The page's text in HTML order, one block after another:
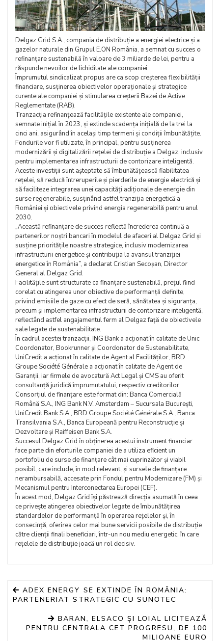
Delgaz Grid S.A., compania de distribuție a energiei electrice și a
gazelor naturale din Grupul E.ON România, a semnat cu succes o
refinanțare sustenabilă în valoare de 3 miliarde de lei, pentru a
răspunde nevoilor de lichiditate ale companiei.
Împrumutul sindicalizat propus are ca scop creșterea flexibilității
financiare, susținerea obiectivelor operaționale și strategice
curente ale companiei și stimularea creșterii Bazei de Active
Reglementate (RAB).
Tranzacția refinanțează facilitățile existente ale companiei,
semnate inițial în 2023, și extinde scadența inițială de la trei la
cinci ani, asigurând în același timp termeni și condiții îmbunătățite.
Fondurile vor fi utilizate, în principal, pentru susținerea
modernizării și digitalizării rețelei de distribuție a Delgaz, inclusiv
pentru implementarea infrastructurii de contorizare inteligentă.
Aceste investiții sunt așteptate să îmbunătățească fiabilitatea
rețelei, să reducă întreruperile și pierderile de energie electrică și
să faciliteze integrarea unei capacități adiționale de energie din
surse regenerabile, susținând astfel tranziția energetică a
României și obiectivele privind energia regenerabilă pentru anul
2030.
„Această refinanțare de succes reflectă încrederea continuă a
partenerilor noștri bancari în modelul de afaceri al Delgaz Grid și
susține prioritățile noastre strategice, inclusiv modernizarea
infrastructurii energetice și contribuția la avansul tranziției
energetice în România”, a declarat Cristian Secoșan, Director
General al Delgaz Grid.
Facilitățile sunt structurate ca finanțare sustenabilă, prețul fiind
corelat cu atingerea unor obiective de performanță definite,
privind emisiile de gaze cu efect de seră, sănătatea și siguranța,
precum și implementarea infrastructurii de contorizare inteligentă,
reflectând astfel angajamentul ferm al Delgaz față de obiectivele
sale legate de sustenabilitate.
În cadrul acestei tranzacții, ING Bank a acționat în calitate de Unic
Coordonator, Bookrunner și Coordonator de Sustenabilitate,
UniCredit a acționat în calitate de Agent al Facilităților, BRD
Groupe Société Générale a acționat în calitate de Agent de
Garanții, iar firmele de avocatură Act Legal și CMS au oferit
consultanță juridică împrumutatului, respectiv creditorilor.
Consorțiul de finanțare este format din: Banca Comercială
Română S.A., ING Bank N.V. Amsterdam – Sucursala București,
UniCredit Bank S.A., BRD Groupe Société Générale S.A., Banca
Transilvania S.A., Banca Europeană pentru Reconstrucție și
Dezvoltare și Raiffeisen Bank S.A.
Succesul Delgaz Grid în obținerea acestui instrument financiar
face parte din eforturile companiei de a utiliza eficient un
portofoliu de surse de finanțare cât mai cuprinzător și viabil
posibil, care include, în mod relevant, și sursele de finanțare
nerambursabilă, accesate prin Fondul pentru Modernizare (FM) și
Mecanismul pentru Interconectarea Europei (CEF).
În acest mod, Delgaz Grid își păstrează direcția asumată în ceea
ce privește atingerea obiectivelor legate de îmbunătățirea
standardelor de performanță în operarea rețelelor și, în
consecință, oferirea celor mai bune servicii posibile de distribuție
către clienții finali beneficiari, într-un nou mediu energetic, în care
rețelele de distribuție joacă un rol decisiv.
ADEX ENERGY SE EXTINDE ÎN ROMÂNIA:
PARTENERIAT STRATEGIC CU SUNOTEC
BARAN, ELSACO ȘI LOIAL LICITEAZĂ
PENTRU CENTRALA CET PROGRESU, DE 100
MILIOANE EURO